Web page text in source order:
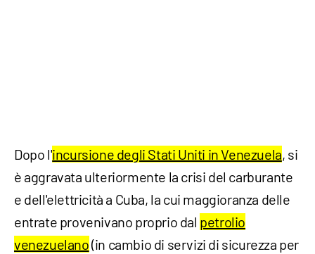
Dopo l'incursione degli Stati Uniti in Venezuela, si
è aggravata ulteriormente la crisi del carburante
e dell'elettricità a Cuba, la cui maggioranza delle
entrate provenivano proprio dal petrolio
venezuelano(in cambio di servizi di sicurezza per